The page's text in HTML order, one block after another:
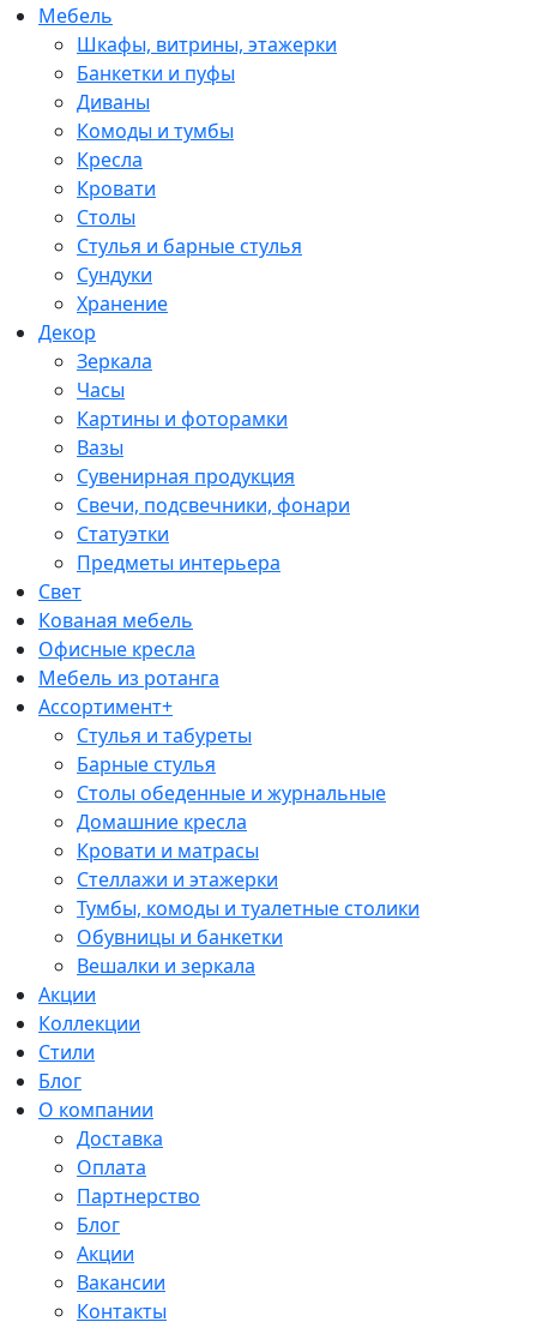
Мебель
Шкафы, витрины, этажерки
Банкетки и пуфы
Диваны
Комоды и тумбы
Кресла
Кровати
Столы
Стулья и барные стулья
Сундуки
Хранение
Декор
Зеркала
Часы
Картины и фоторамки
Вазы
Сувенирная продукция
Свечи, подсвечники, фонари
Статуэтки
Предметы интерьера
Свет
Кованая мебель
Офисные кресла
Мебель из ротанга
Ассортимент+
Стулья и табуреты
Барные стулья
Столы обеденные и журнальные
Домашние кресла
Кровати и матрасы
Стеллажи и этажерки
Тумбы, комоды и туалетные столики
Обувницы и банкетки
Вешалки и зеркала
Акции
Коллекции
Стили
Блог
О компании
Доставка
Оплата
Партнерство
Блог
Акции
Вакансии
Контакты